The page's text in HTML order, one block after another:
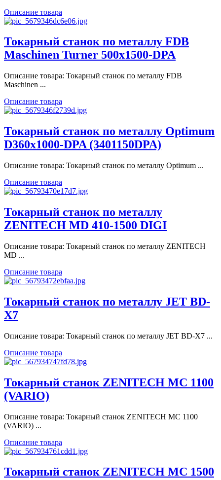
Описание товара
Токарный станок по металлу FDB
Maschinen Turner 500x1500-DPA
Описание товара: Токарный станок по металлу FDB
Maschinen ...
Описание товара
Токарный станок по металлу Optimum
D360x1000-DPA (3401150DPA)
Описание товара: Токарный станок по металлу Optimum ...
Описание товара
Токарный станок по металлу
ZENITECH MD 410-1500 DIGI
Описание товара: Токарный станок по металлу ZENITECH
MD ...
Описание товара
Токарный станок по металлу JET BD-
X7
Описание товара: Токарный станок по металлу JET BD-X7 ...
Описание товара
Токарный станок ZENITECH MC 1100
(VARIO)
Описание товара: Токарный станок ZENITECH MC 1100
(VARIO) ...
Описание товара
Токарный станок ZENITECH MС 1500